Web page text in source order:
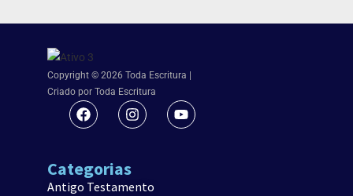
Copyright © 2026 Toda Escritura |
Criado por Toda Escritura
Categorias
Antigo Testamento